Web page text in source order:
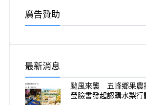
廣告贊助
最新消息
颱風來襲 五峰鄉果
瑩臉書發起認購水梨行